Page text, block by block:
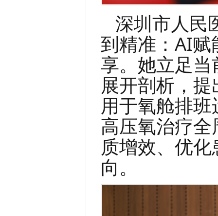
深圳市人民
到精准：AI
享。她立足
展开剖析，
用于氧舱排
高压氧治疗
质增效、优
向。